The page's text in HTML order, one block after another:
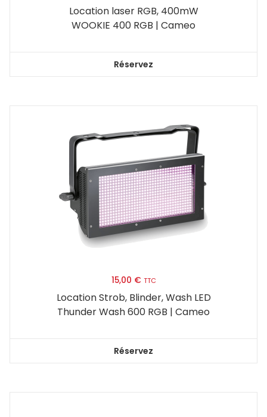
Location laser RGB, 400mW
WOOKIE 400 RGB | Cameo
Réservez
15,00 € TTC
Location Strob, Blinder, Wash LED
Thunder Wash 600 RGB | Cameo
Réservez